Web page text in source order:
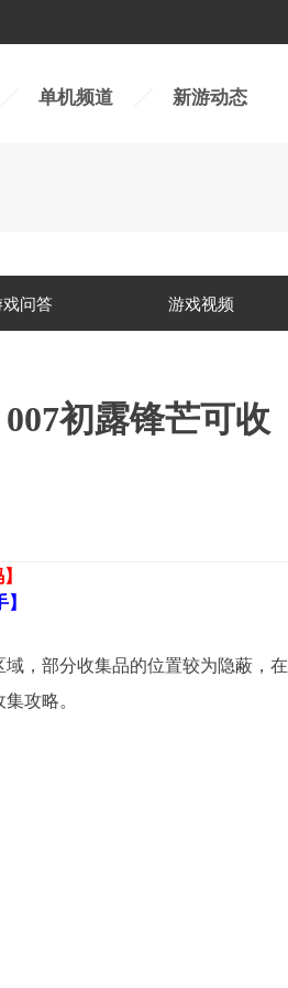
单机频道 新游动态
问答 游戏视频
初露锋芒可收
，部分收集品的位置较为隐蔽，在
攻略。